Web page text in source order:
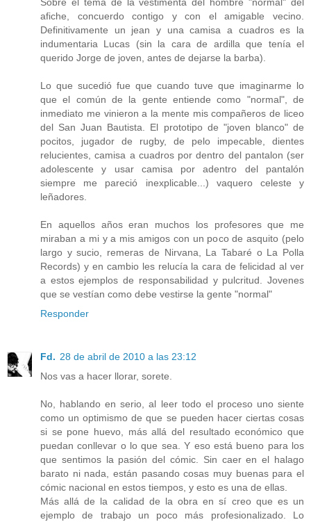
afiche, concuerdo contigo y con el amigable vecino.
Definitivamente un jean y una camisa a cuadros es la
indumentaria Lucas (sin la cara de ardilla que tenía el
querido Jorge de joven, antes de dejarse la barba).
Lo que sucedió fue que cuando tuve que imaginarme lo
que el común de la gente entiende como "normal", de
inmediato me vinieron a la mente mis compañeros de liceo
del San Juan Bautista. El prototipo de "joven blanco" de
pocitos, jugador de rugby, de pelo impecable, dientes
relucientes, camisa a cuadros por dentro del pantalon (ser
adolescente y usar camisa por adentro del pantalón
siempre me pareció inexplicable...) vaquero celeste y
leñadores.
En aquellos años eran muchos los profesores que me
miraban a mi y a mis amigos con un poco de asquito (pelo
largo y sucio, remeras de Nirvana, La Tabaré o La Polla
Records) y en cambio les relucía la cara de felicidad al ver
a estos ejemplos de responsabilidad y pulcritud. Jovenes
que se vestían como debe vestirse la gente "normal"
Responder
Fd. 28 de abril de 2010 a las 23:12
Nos vas a hacer llorar, sorete.
No, hablando en serio, al leer todo el proceso uno siente
como un optimismo de que se pueden hacer ciertas cosas
si se pone huevo, más allá del resultado económico que
puedan conllevar o lo que sea. Y eso está bueno para los
que sentimos la pasión del cómic. Sin caer en el halago
barato ni nada, están pasando cosas muy buenas para el
cómic nacional en estos tiempos, y esto es una de ellas.
Más allá de la calidad de la obra en sí creo que es un
ejemplo de trabajo un poco más profesionalizado. Lo